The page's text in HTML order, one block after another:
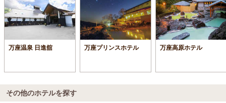
万座温泉 日進舘 万座プリンスホテル 万座高原ホテル
その他のホテルを探す